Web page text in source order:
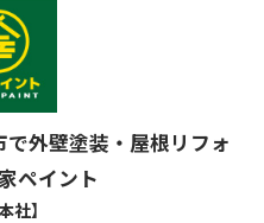
外壁塗装・屋根リフォ
ペイント
社】